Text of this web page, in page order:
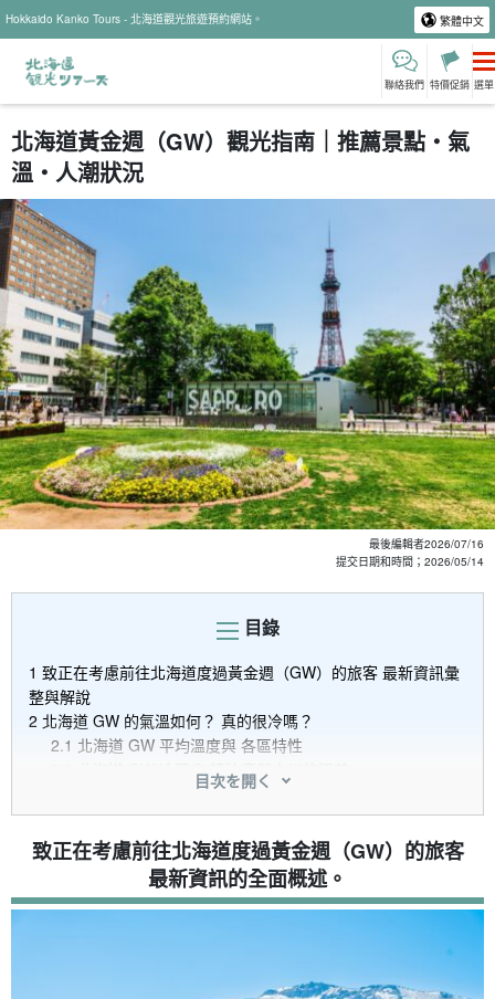
Hokkaido Kanko Tours - 北海道觀光旅遊預約網站。 繁體中文
聯絡我們 特價促銷 選單
北海道黃金週（GW）觀光指南｜推薦景點・氣
溫・人潮狀況
最後編輯者2026/07/16
提交日期和時間； 2026/05/14
目錄
1 致正在考慮前往北海道度過黃金週（GW）的旅客 最新資訊彙
整與解說
2 北海道 GW 的氣溫如何？ 真的很冷嗎？
2.1 北海道 GW 平均溫度與 各區特性
北海道 GW 冷嗎？ 請注意與本州的溫差。
GW 北海道旅遊。 最好的衣服和要帶的東西清單
2.3.1日間觀光建議服裝
2.3.2預防早晚寒冷的措施
2.3.3與兒童和夫婦同行 寒冷天氣應注意的措施
北海道 GW 觀光 推薦景點摘要
3.1札幌和小樽區域的推薦觀光景點。
目次を開く
致正在考慮前往北海道度過黃金週（GW）的旅客
最新資訊的全面概述。